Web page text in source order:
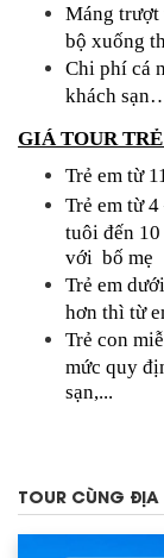
Máng trượt
bộ xuống
Chi phí cá
khách
GIÁ TOUR
Trẻ em từ
Trẻ em từ
tuôi đến
với bố mẹ
Trẻ em
hơn thì từ
Trẻ con
mức quy
sạn,...
TOUR CÙNG ĐỊA